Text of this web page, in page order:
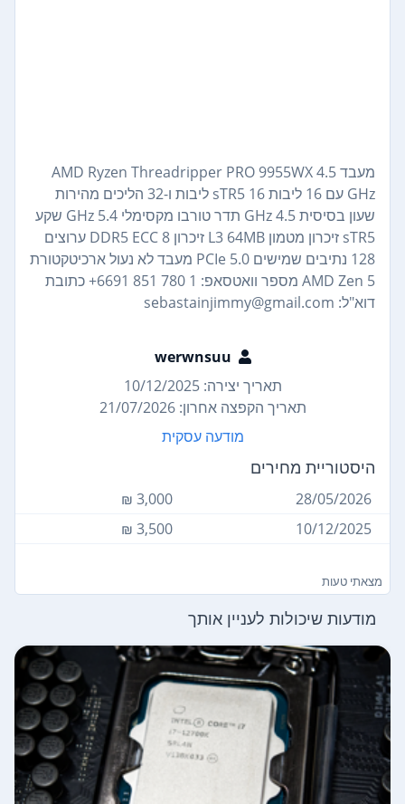
מעבד AMD Ryzen Threadripper PRO 9955WX 4.5
GHz עם 16 ליבות sTR5 16 ליבות ו-32 הליכים מהירות
שעון בסיסית 4.5 GHz תדר טורבו מקסימלי 5.4 GHz שקע
sTR5 זיכרון מטמון L3 64MB זיכרון DDR5 ECC 8 ערוצים
128 נתיבים שמישים PCIe 5.0 מעבד לא נעול ארכיטקטורת
AMD Zen 5 מספר וואטסאפ: 1 780 851 6691+ כתובת
דוא"ל: sebastainjimmy@gmail.com
werwnsuu
תאריך יצירה: 10/12/2025
תאריך הקפצה אחרון: 21/07/2026
מודעה עסקית
היסטוריית מחירים
28/05/2026
3,000 ₪
10/12/2025
3,500 ₪
מצאתי טעות
מודעות שיכולות לעניין אותך